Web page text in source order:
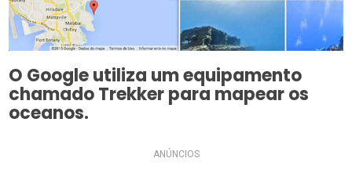
O Google utiliza um equipamento
chamado Trekker para mapear os
oceanos.
ANÚNCIOS